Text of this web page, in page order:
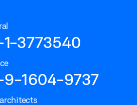
3773540
1604-9737